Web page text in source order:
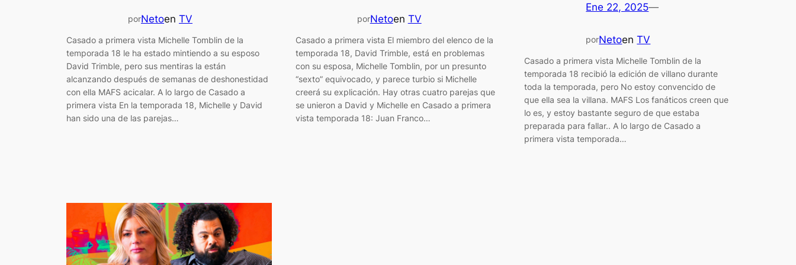
porNetoen TV
Casado a primera vista Michelle Tomblin de la
temporada 18 le ha estado mintiendo a su esposo
David Trimble, pero sus mentiras la están
alcanzando después de semanas de deshonestidad
con ella MAFS acicalar. A lo largo de Casado a
primera vista En la temporada 18, Michelle y David
han sido una de las parejas…
porNetoen TV
Casado a primera vista El miembro del elenco de la
temporada 18, David Trimble, está en problemas
con su esposa, Michelle Tomblin, por un presunto
“sexto” equivocado, y parece turbio si Michelle
creerá su explicación. Hay otras cuatro parejas que
se unieron a David y Michelle en Casado a primera
vista temporada 18: Juan Franco…
Ene 22, 2025—
porNetoenTV
Casado a primera vista Michelle Tomblin de la
temporada 18 recibió la edición de villano durante
toda la temporada, pero No estoy convencido de
que ella sea la villana. MAFS Los fanáticos creen que
lo es, y estoy bastante seguro de que estaba
preparada para fallar.. A lo largo de Casado a
primera vista temporada…